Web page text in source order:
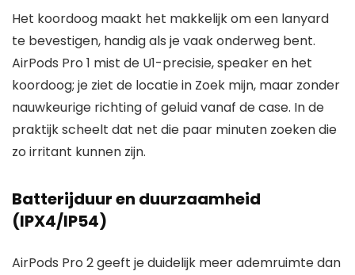
Het koordoog maakt het makkelijk om een lanyard
te bevestigen, handig als je vaak onderweg bent.
AirPods Pro 1 mist de U1-precisie, speaker en het
koordoog; je ziet de locatie in Zoek mijn, maar zonder
nauwkeurige richting of geluid vanaf de case. In de
praktijk scheelt dat net die paar minuten zoeken die
zo irritant kunnen zijn.
Batterijduur en duurzaamheid
(IPX4/IP54)
AirPods Pro 2 geeft je duidelijk meer ademruimte dan